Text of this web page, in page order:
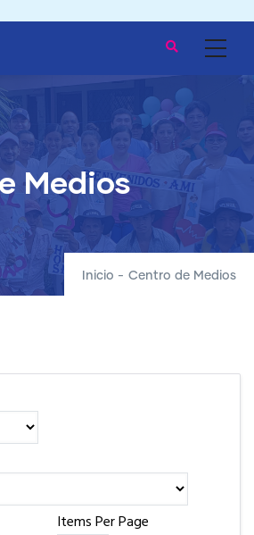
Medios
Inicio - Centro de Medios
Items Per Page